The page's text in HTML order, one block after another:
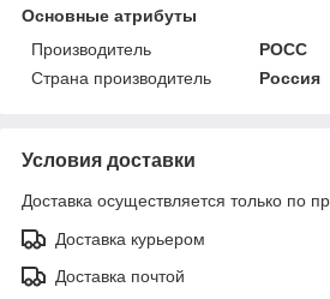
Основные атрибуты
Производитель
РОСС
Страна производитель
Россия
Условия доставки
Доставка осуществляется только по
Доставка курьером
Доставка почтой